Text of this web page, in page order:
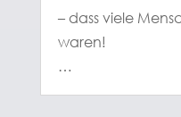
– dass viele
waren!
…